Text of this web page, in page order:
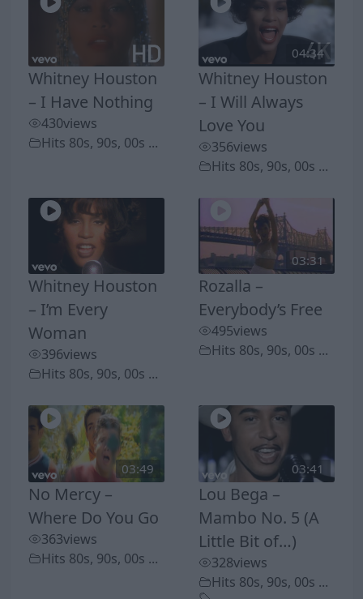
Whitney Houston
– I Have Nothing
430views
Hits 80s, 90s, 00s ...
04:34
Whitney Houston
– I Will Always
Love You
356views
Hits 80s, 90s, 00s ...
Whitney Houston
– I’m Every
Woman
396views
Hits 80s, 90s, 00s ...
03:31
Rozalla –
Everybody’s Free
495views
Hits 80s, 90s, 00s ...
03:49
No Mercy –
Where Do You Go
363views
Hits 80s, 90s, 00s ...
03:41
Lou Bega –
Mambo No. 5 (A
Little Bit of…)
328views
Hits 80s, 90s, 00s ...